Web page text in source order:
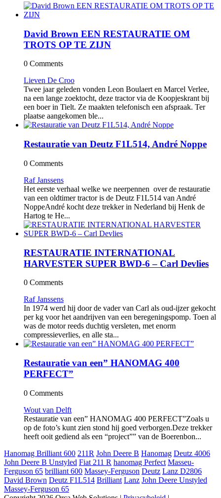
David Brown EEN RESTAURATIE OM
TROTS OP TE ZIJN
0 Comments
Lieven De Croo
Twee jaar geleden vonden Leon Boulaert en Marcel Verlee,
na een lange zoektocht, deze tractor via de Koopjeskrant bij
een boer in Tielt. Ze maakten telefonisch een afspraak. Ter
plaatse aangekomen ble...
Restauratie van Deutz F1L514, André Noppe
0 Comments
Raf Janssens
Het eerste verhaal welke we neerpennen over de restauratie
van een oldtimer tractor is de Deutz F1L514 van André
NoppeAndré kocht deze trekker in Nederland bij Henk de
Hartog te He...
RESTAURATIE INTERNATIONAL
HARVESTER SUPER BWD-6 – Carl Devlies
0 Comments
Raf Janssens
In 1974 werd hij door de vader van Carl als oud-ijzer gekocht
per kg voor het aandrijven van een beregeningspomp. Toen al
was de motor reeds duchtig versleten, met enorm
compressieverlies, en alle sta...
Restauratie van een” HANOMAG 400
PERFECT”
0 Comments
Wout van Delft
Restauratie van een” HANOMAG 400 PERFECT”Zoals u
op de foto’s kunt zien stond hij goed verborgen.Deze trekker
heeft ooit gediend als een “project”” van de Boerenbon...
Hanomag Brilliant 600 211R John Deere B Hanomag Deutz 4006
John Deere B Unstyled Fiat 211 R hanomag Perfect Masseu-
Ferguson 65 brilliant 600 Massey-Ferguson Deutz Lanz D2806
David Brown Deutz F1L514 Brilliant Lanz John Deere Unstyled
Massey-Ferguson 65